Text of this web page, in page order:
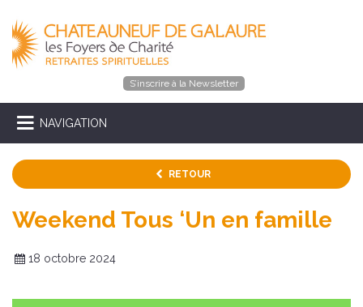
S’inscrire à la Newsletter
NAVIGATION
RETOUR
Weekend Tous ‘Un en famille
18 octobre 2024